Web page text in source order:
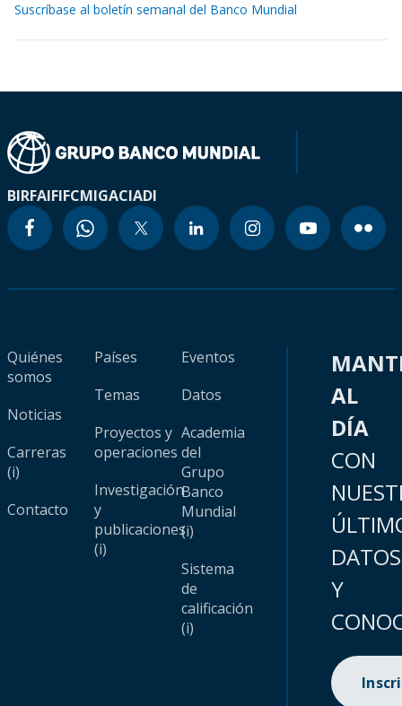
Suscríbase al boletín semanal del Banco Mundial
BIRFAIFIFCMIGACIADI
Quiénes
somos
Noticias
Carreras
(i)
Contacto
Países
Temas
Proyectos y
operaciones
Investigación
y
publicaciones
(i)
Eventos
Datos
Academia
del
Grupo
Banco
Mundial
(i)
Sistema
de
calificación
(i)
AL
DÍA
CON
DATOS
Y